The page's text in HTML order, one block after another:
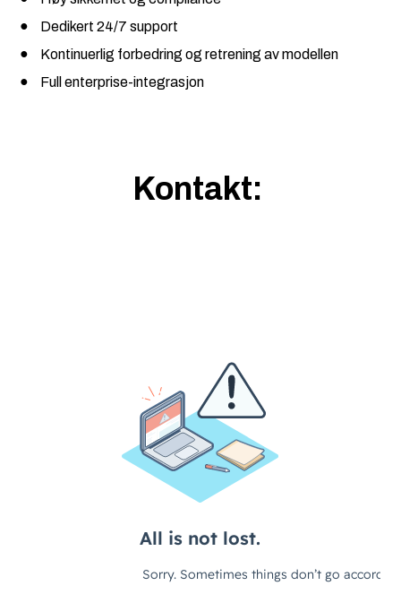
Dedikert 24/7 support
Kontinuerlig forbedring og retrening av modellen
Full enterprise-integrasjon
Kontakt: